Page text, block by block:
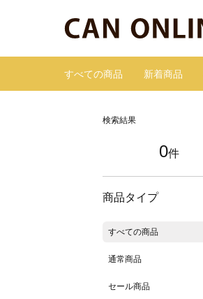
すべての商品 新着商品
検索結果
0件
商品タイプ
すべての商品
通常商品
セール商品